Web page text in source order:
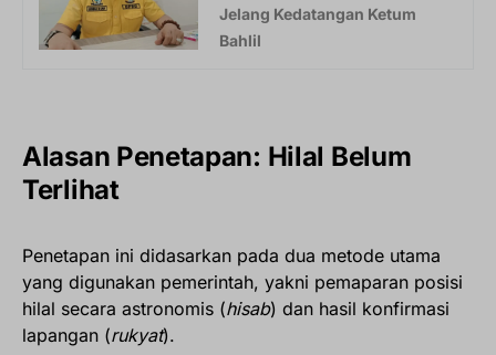
Jelang Kedatangan Ketum
Bahlil
Alasan Penetapan: Hilal Belum
Terlihat
Penetapan ini didasarkan pada dua metode utama
yang digunakan pemerintah, yakni pemaparan posisi
hilal secara astronomis (hisab) dan hasil konfirmasi
lapangan (rukyat).